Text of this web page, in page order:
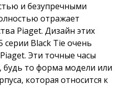
и безупречными
отражает
Piaget. Дизайн этих
серии Black Tie очень
Эти точные часы
будь то форма модели или
которая относится к